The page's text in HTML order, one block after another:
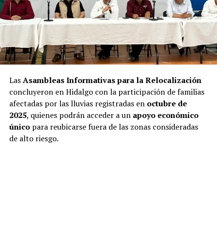
LasAsambleas Informativas para la Relocalización
concluyeron en Hidalgo con la participación de familias
afectadas por las lluvias registradas en octubre de
2025, quienes podrán acceder a un apoyo económico
únicopara reubicarse fuera de las zonas consideradas
de alto riesgo.